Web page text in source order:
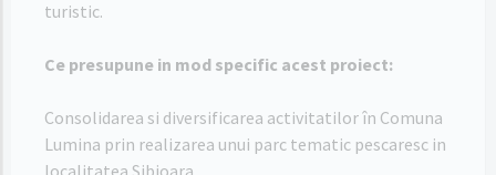
turistic.
Ce presupune in mod specific acest proiect:
Consolidarea si diversificarea activitatilor în Comuna
Lumina prin realizarea unui parc tematic pescaresc in
localitatea Sibioara